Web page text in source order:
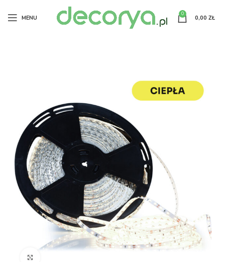
MENU
0
0,00 ZŁ